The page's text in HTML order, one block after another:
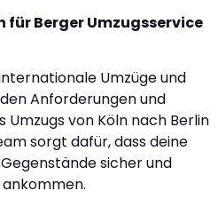
Berger Umzugsservice
Umzüge und
Anforderungen und
Umzugs von Köln nach Berlin
sorgt dafür, dass deine
sicher und